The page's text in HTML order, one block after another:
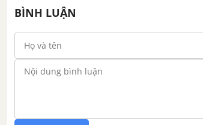
BÌNH LUẬN